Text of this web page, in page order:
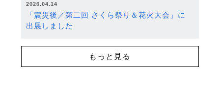
2026.04.14
「震災後／第二回 さくら祭り＆花火大会」に
出展しました
もっと見る